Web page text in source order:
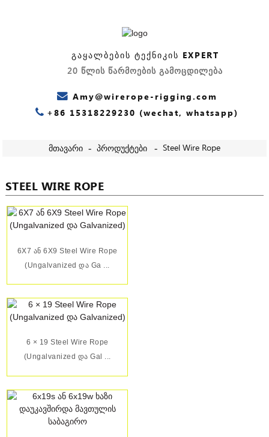
ᲒᲐᲧᲐᲚᲑᲔᲑᲘᲡ ᲢᲔᲥᲜᲘᲙᲘᲡ EXPERT
20 წლის წარმოების გამოცდილება
Amy@wirerope-rigging.com
+86 15318229230 (wechat, whatsapp)
Მთავარი Პროდუქტები Steel Wire Rope
STEEL WIRE ROPE
6X7 Ან 6X9 Steel Wire Rope
(Ungalvanized Და Ga ...
6 × 19 Steel Wire Rope
(Ungalvanized Და Gal ...